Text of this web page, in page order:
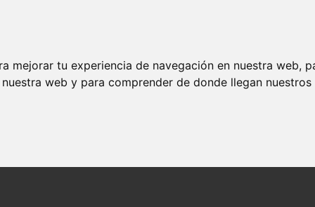
mejorar tu experiencia de navegación en nuestra web,
web y para comprender de donde llegan